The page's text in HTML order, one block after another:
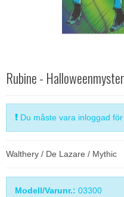
Rubine -
Du måste vara inloggad
Walthery / De Lazare / Mythic
Modell/Varunr.: 03300